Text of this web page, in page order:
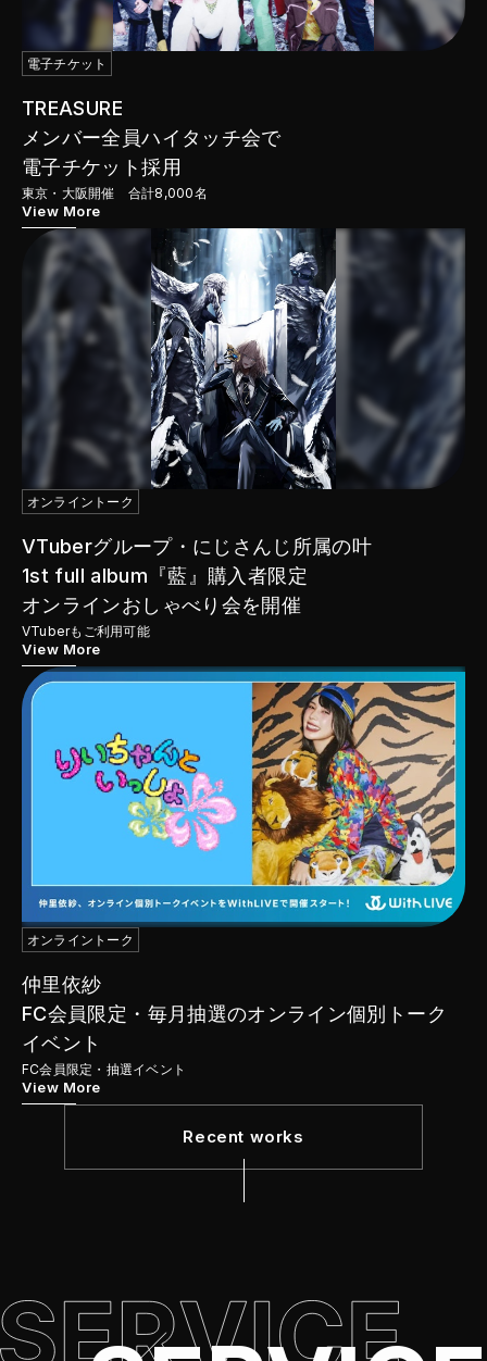
電子チケット
TREASURE
メンバー全員ハイタッチ会で
電子チケット採用
東京・大阪開催 合計8,000名
View More
オンライントーク
VTuberグループ・にじさんじ所属の叶
1st full album『藍』購入者限定
オンラインおしゃべり会を開催
VTuberもご利用可能
View More
オンライントーク
仲里依紗
FC会員限定・毎月抽選のオンライン個別トーク
イベント
FC会員限定・抽選イベント
View More
Recent works